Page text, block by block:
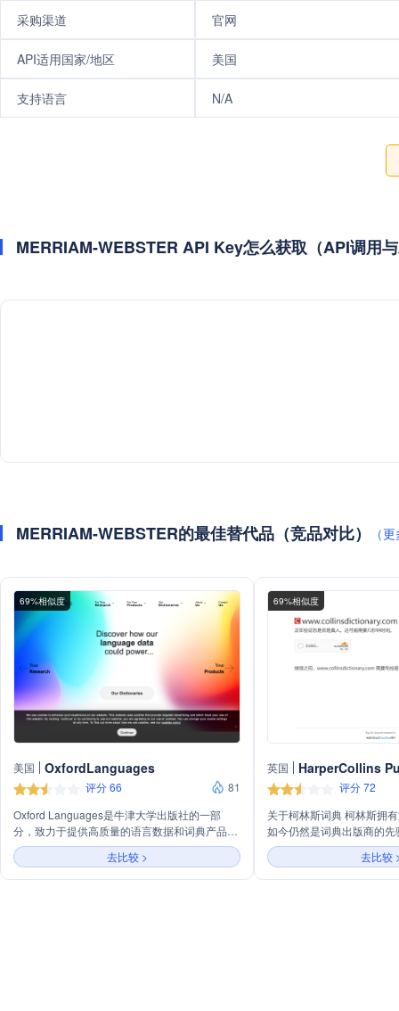
采购渠道 官网
API适用国家/地区 美国
支持语言 N/A
MERRIAM-WEBSTER API Key怎么获取（API调用
MERRIAM-WEBSTER的最佳替代品（竞品对比） （
69%相似度
美国 OxfordLanguages
评分 66
81
Oxford Languages是牛津大学出版社的一部
分，致力于提供高质量的语言数据和词典产品。
我们的产品包括牛津英语词典、语言数据集、
API、教育评估平台等，服务于研究、教育和技
术开发等多个领域。我们的使命是通过创新的语
去比较 >
69%相似度
英国 HarperCollins
评分 72
关于柯林斯词典 柯林斯拥
如今仍然是词典出版商的
使用且保持最新，并且受
进行的广泛语言研究。这
期更新，包含超过 45 亿个
去比较